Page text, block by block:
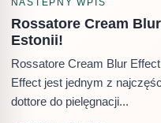
NASTEPNY WPIS
Rossatore Cream
Estonii!
Rossatore Cream Blur
Effect jest jednym z
dottore do pielęgnacji...